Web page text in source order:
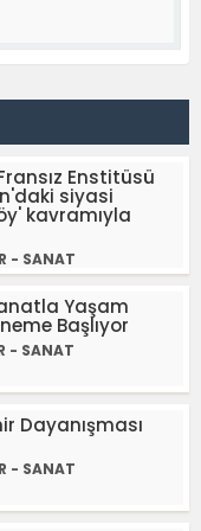
Enstitüsü
siyasi
kavramıyla
- SANAT
Yaşam
Başlıyor
- SANAT
Dayanışması
- SANAT